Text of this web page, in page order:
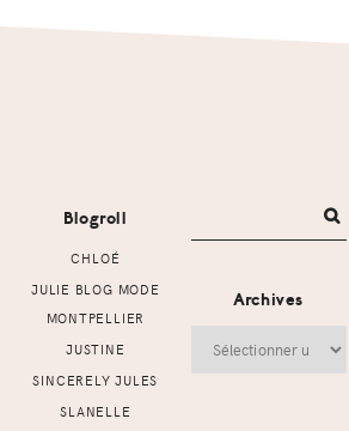
Blogroll
CHLOÉ
JULIE BLOG MODE
MONTPELLIER
JUSTINE
SINCERELY JULES
SLANELLE
Archives